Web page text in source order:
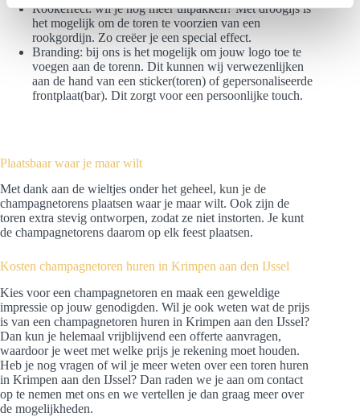
l
Rookeffect: wil je nog meer uitpakken? Met droogijs is
het mogelijk om de toren te voorzien van een
rookgordijn. Zo creëer je een special effect.
Branding: bij ons is het mogelijk om jouw logo toe te
voegen aan de torenn. Dit kunnen wij verwezenlijken
aan de hand van een sticker(toren) of gepersonaliseerde
frontplaat(bar). Dit zorgt voor een persoonlijke touch.
Plaatsbaar waar je maar wilt
Met dank aan de wieltjes onder het geheel, kun je de
champagnetorens plaatsen waar je maar wilt. Ook zijn de
toren extra stevig ontworpen, zodat ze niet instorten. Je kunt
de champagnetorens daarom op elk feest plaatsen.
Kosten champagnetoren huren in Krimpen aan den IJssel
Kies voor een champagnetoren en maak een geweldige
impressie op jouw genodigden. Wil je ook weten wat de prijs
is van een champagnetoren huren in Krimpen aan den IJssel?
Dan kun je helemaal vrijblijvend een offerte aanvragen,
waardoor je weet met welke prijs je rekening moet houden.
Heb je nog vragen of wil je meer weten over een toren huren
in Krimpen aan den IJssel? Dan raden we je aan om contact
op te nemen met ons en we vertellen je dan graag meer over
de mogelijkheden.